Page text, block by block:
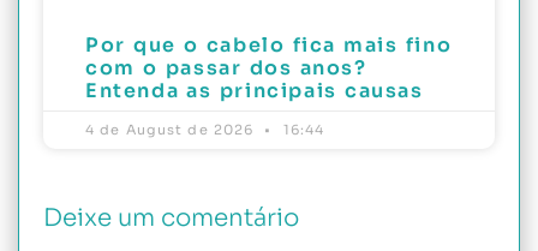
Por que o cabelo fica mais fino
com o passar dos anos?
Entenda as principais causas
4 de August de 2026 16:44
Deixe um comentário